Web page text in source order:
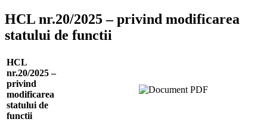
HCL nr.20/2025 – privind modificarea
statului de functii
HCL
nr.20/2025 –
privind
modificarea
statului de
functii